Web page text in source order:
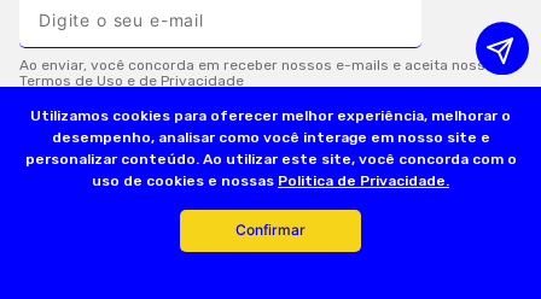
Utilizamos cookies para oferecer melhor experiência, melhorar o
desempenho, analisar como você interage em nosso site e
personalizar conteúdo. Ao utilizar este site, você concorda com o
uso de cookies e nossas Politica de Privacidade.
Confirmar
INSTITUCIONAL
INFORMAÇÕES ÚTEIS